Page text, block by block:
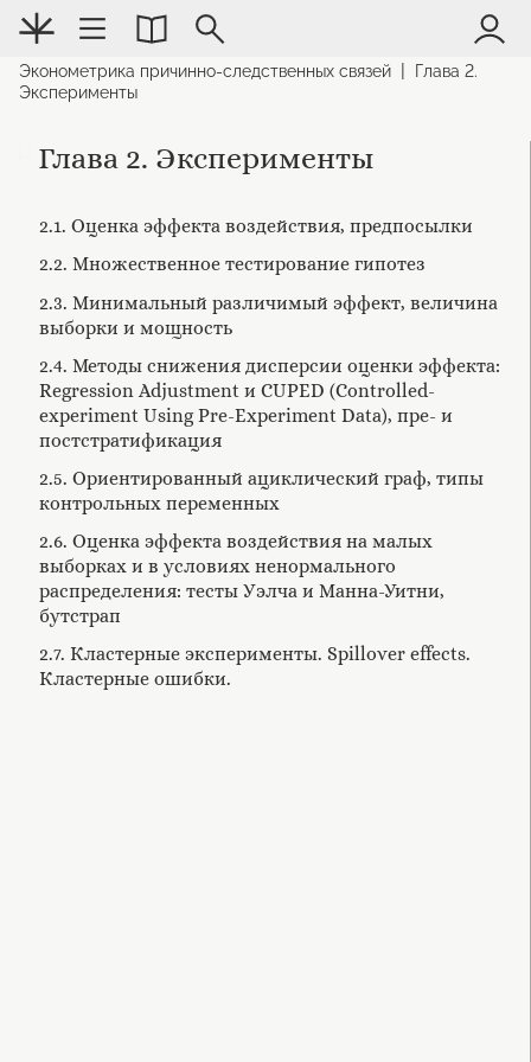
Эконометрика причинно-следственных связей
Глава 2.
Эксперименты
Глава 2. Эксперименты
2.1. Оценка эффекта воздействия, предпосылки
2.2. Множественное тестирование гипотез
2.3. Минимальный различимый эффект, величина
выборки и мощность
2.4. Методы снижения дисперсии оценки эффекта:
Regression Adjustment и CUPED (Controlled-
experiment Using Pre-Experiment Data), пре- и
постстратификация
2.5. Ориентированный ациклический граф, типы
контрольных переменных
2.6. Оценка эффекта воздействия на малых
выборках и в условиях ненормального
распределения: тесты Уэлча и Манна-Уитни,
бутстрап
2.7. Кластерные эксперименты. Spillover effects.
Кластерные ошибки.